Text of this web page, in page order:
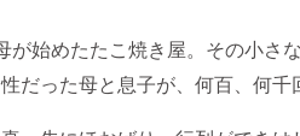
が始めたたこ焼き屋。その小さ
だった母と息子が、何百、何千